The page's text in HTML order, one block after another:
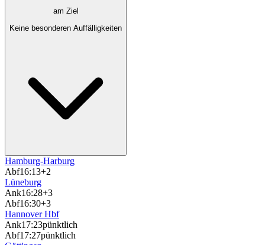
am Ziel
Keine besonderen Auffälligkeiten
Hamburg-Harburg
Abf16:13+2
Lüneburg
Ank16:28+3
Abf16:30+3
Hannover Hbf
Ank17:23pünktlich
Abf17:27pünktlich